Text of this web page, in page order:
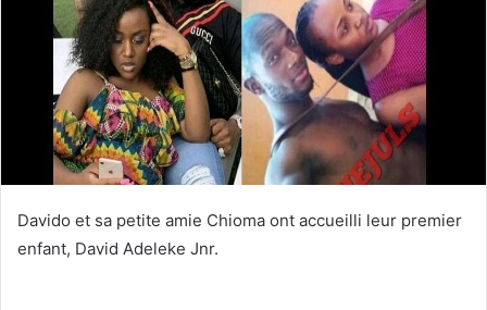
Davido et sa petite amie Chioma ont accueilli leur premier
enfant, David Adeleke Jnr.